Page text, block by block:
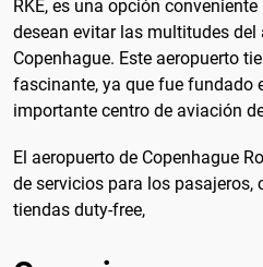
RKE, es una opción
desean evitar las multitudes
Copenhague. Este aeropuerto
fascinante, ya que fue fundado
importante centro de aviación
El aeropuerto de Copenhague
de servicios para los pasajeros,
tiendas duty-free,